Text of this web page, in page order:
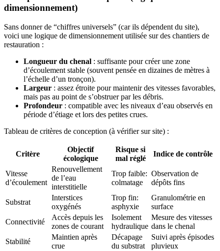
dimensionnement)
Sans donner de “chiffres universels” (car ils dépendent du site),
voici une logique de dimensionnement utilisée sur des chantiers de
restauration :
Longueur du chenal : suffisante pour créer une zone
d’écoulement stable (souvent pensée en dizaines de mètres à
l’échelle d’un tronçon).
Largeur : assez étroite pour maintenir des vitesses favorables,
mais pas au point de s’obstruer par les débris.
Profondeur : compatible avec les niveaux d’eau observés en
période d’étiage et lors des petites crues.
Tableau de critères de conception (à vérifier sur site) :
Critère
Objectif
écologique
Risque si
mal réglé
Indice de contrôle
Vitesse
d’écoulement
Renouvellement
de l’eau
interstitielle
Trop faible:
colmatage
Observation de
dépôts fins
Substrat
Interstices
oxygénés
Trop fin:
asphyxie
Granulométrie en
surface
Connectivité
Accès depuis les
zones de courant
Isolement
hydraulique
Mesure des vitesses
dans le chenal
Stabilité
Maintien après
crue
Décapage
du substrat
Suivi après épisodes
pluvieux